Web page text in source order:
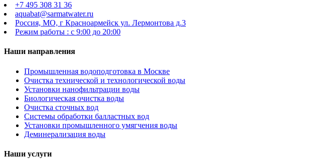
+7 495 308 31 36
aquabat@sarmatwater.ru
Россия, МО, г Красноармейск ул. Лермонтова д.3
Режим работы : с 9:00 до 20:00
Наши направления
Промышленная водоподготовка в Москве
Очистка технической и технологической воды
Установки нанофильтрации воды
Биологическая очистка воды
Очистка сточных вод
Системы обработки балластных вод
Установки промышленного умягчения воды
Деминерализация воды
Наши услуги